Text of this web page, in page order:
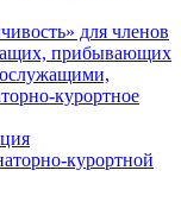
для членов
прибывающих
курортное
курортной